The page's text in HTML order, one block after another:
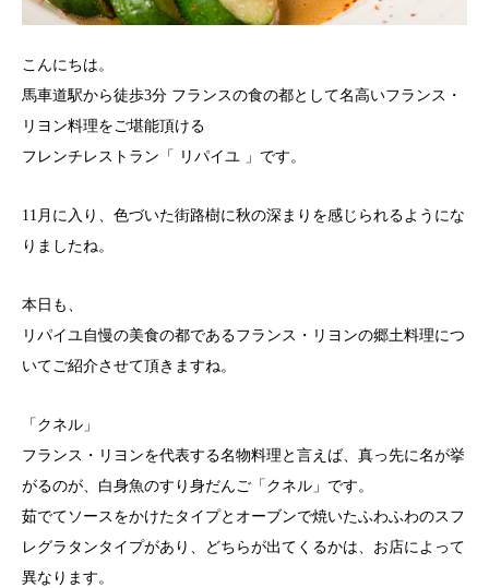
こんにちは。
馬車道駅から徒歩3分 フランスの食の都として名高いフランス・
リヨン料理をご堪能頂ける
フレンチレストラン「 リパイユ 」です。
11月に入り、色づいた街路樹に秋の深まりを感じられるようにな
りましたね。
本日も、
リパイユ自慢の美食の都であるフランス・リヨンの郷土料理につ
いてご紹介させて頂きますね。
「クネル」
フランス・リヨンを代表する名物料理と言えば、真っ先に名が挙
がるのが、白身魚のすり身だんご「クネル」です。
茹でてソースをかけたタイプとオーブンで焼いたふわふわのスフ
レグラタンタイプがあり、どちらが出てくるかは、お店によって
異なります。